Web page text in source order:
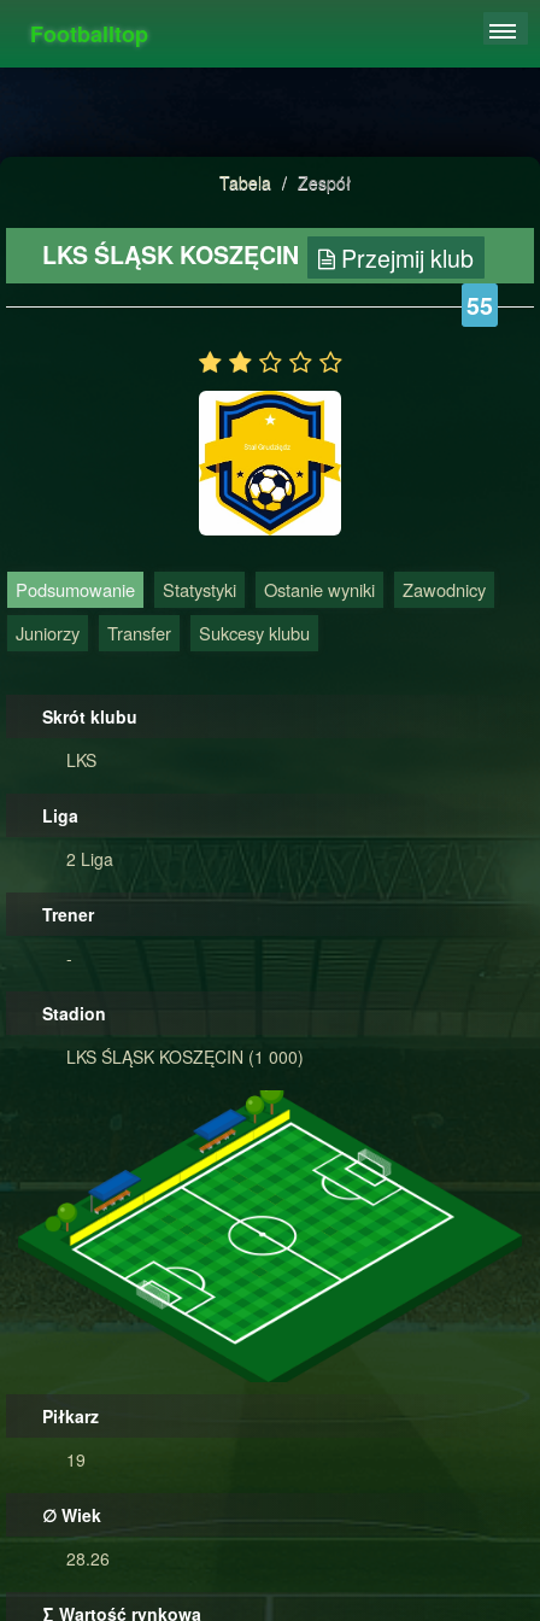
Footballtop
STATYSTYKI
Tabela / Zespół
LKS ŚLĄSK KOSZĘCIN Przejmij klub
55
Podsumowanie Statystyki Ostanie wyniki
Zawodnicy
Juniorzy
Transfer Sukcesy klubu
Skrót klubu
LKS
Liga
2 Liga
Trener
-
Stadion
LKS ŚLĄSK KOSZĘCIN (1 000)
Piłkarz
19
∅ Wiek
28.26
∑ Wartość rynkowa